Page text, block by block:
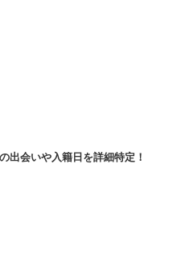
出会いや入籍日を詳細特定！